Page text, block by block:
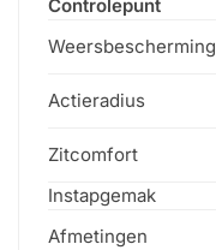
Controlepunt
Weersbescherming
Actieradius
Zitcomfort
Instapgemak
Afmetingen